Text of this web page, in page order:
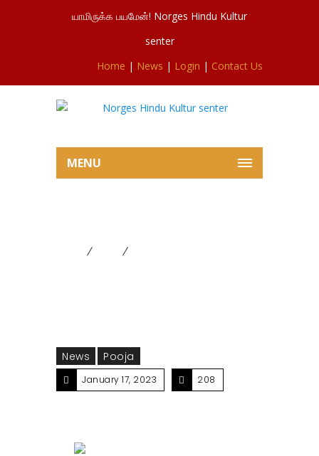
யாமிருக்க பயமேன்! Norges Hindu Kultur
senter
Home | News | Login | Contact Us
MENU
News Pooja
January 17, 2023 208